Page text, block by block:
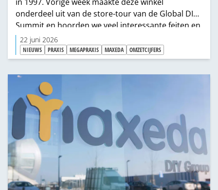
onderdeel uit van de store-tour van de Global DIY
Summit en hoorden we veel interessante feiten en
cijfers van deze Megapraxis.
22 juni 2026
NIEUWS PRAXIS MEGAPRAXIS MAXEDA OMZETCIJFERS